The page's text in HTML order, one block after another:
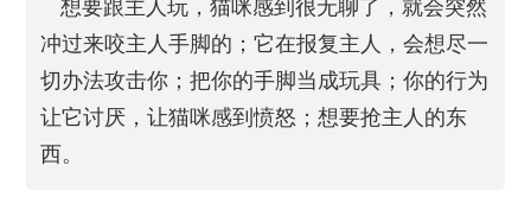
冲过来咬主人手脚的；它在报复主人，会想尽一
切办法攻击你；把你的手脚当成玩具；你的行为
让它讨厌，让猫咪感到愤怒；想要抢主人的东
西。